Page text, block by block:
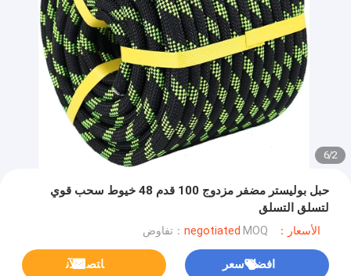
2
/
6
حبل بوليستر مضفر مزدوج 100 قدم 48 خيوط سحب قوي
لتسلق التسلق
الأسعار：negotiated MOQ：تفاوض
افضل سعر ﺎﺘﺼﻟ ﺍﻶﻧ